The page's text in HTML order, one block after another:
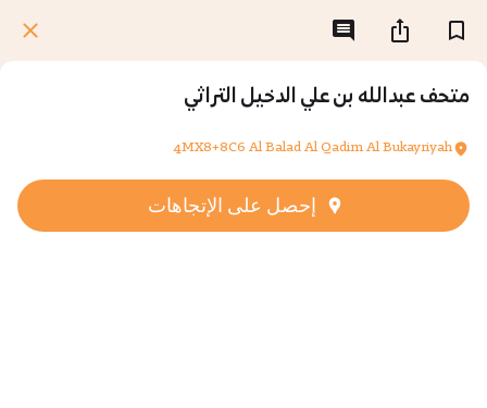
متحف عبدالله بن علي الدخيل التراثي
4MX8+8C6 Al Balad Al Qadim Al Bukayriyah
إحصل على الإتجاهات